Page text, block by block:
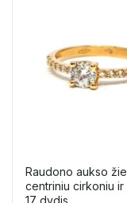
Raudono aukso
centriniu cirkoniu ir
17 dydis